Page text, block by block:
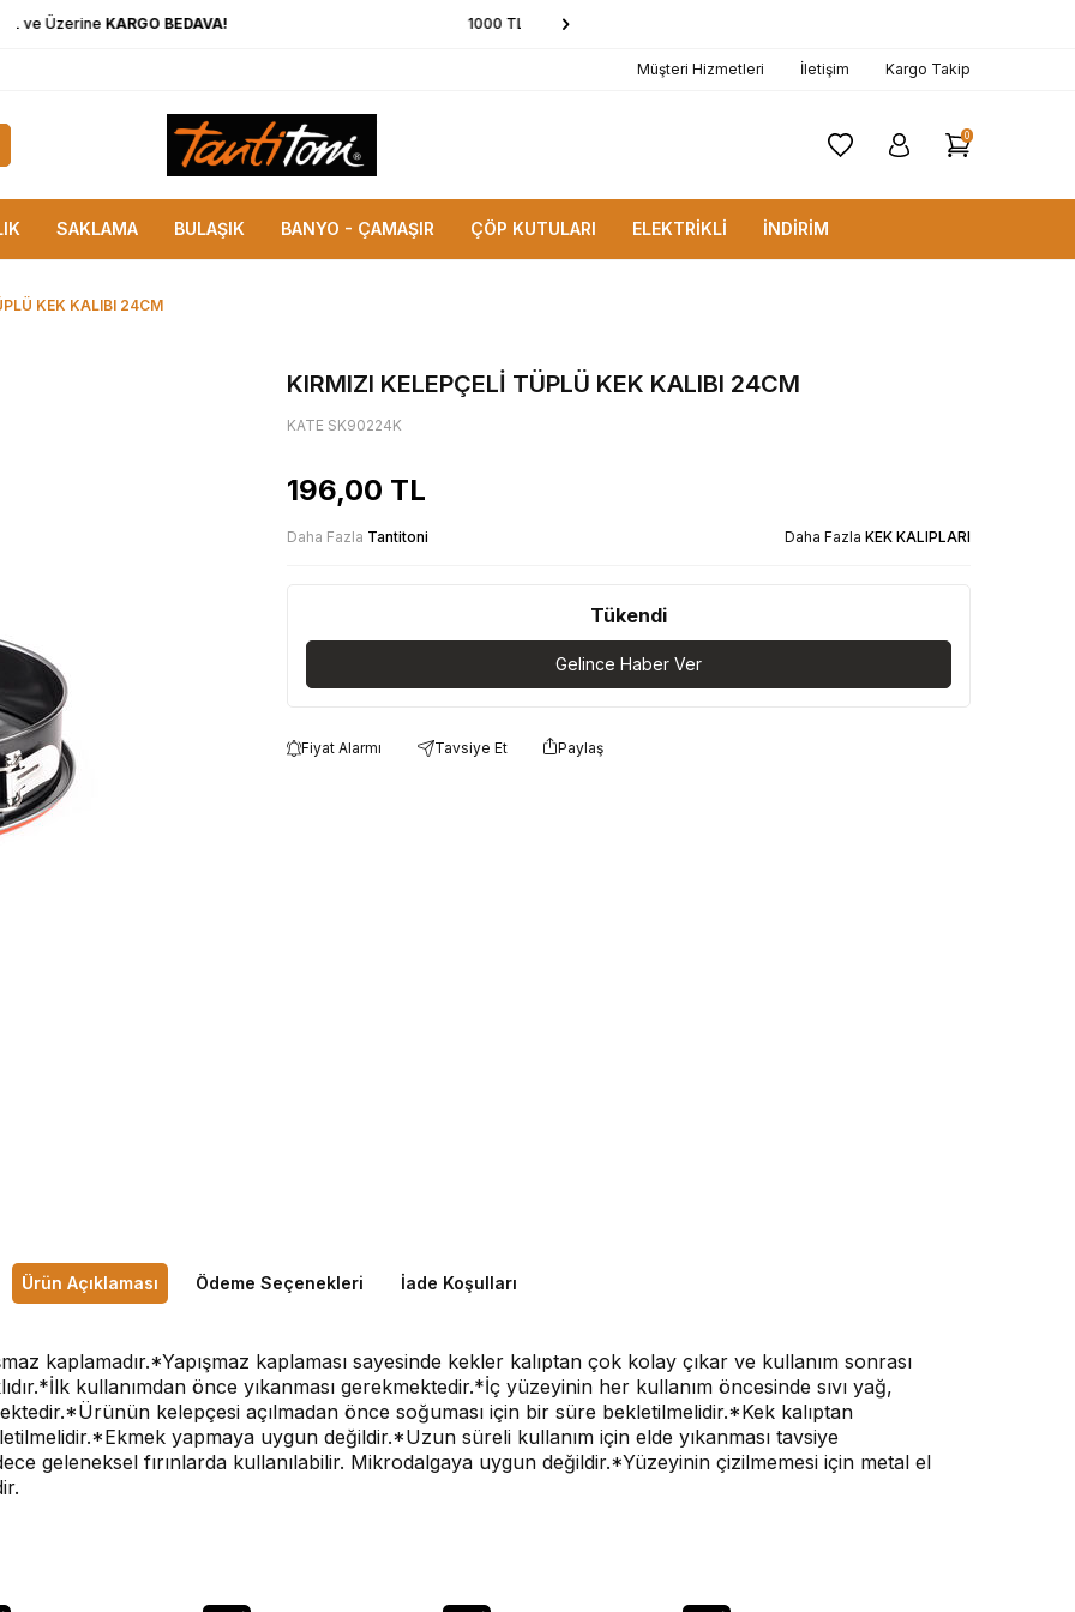
1000 TL ve Üzerine
Müşteri Hizmetleri İletişim Kargo Takip
0
SAKLAMA BULAŞIK BANYO - ÇAMAŞIR ÇÖP KUTULARI ELEKTRİKLİ İNDİRİM
KEK KALIBI 24CM
KIRMIZI KELEPÇELİ TÜPLÜ KEK KALIBI 24CM
KATE SK90224K
196,00 TL
Daha Fazla Tantitoni Daha Fazla KEK KALIPLARI
Tükendi
Gelince Haber Ver
Fiyat Alarmı Tavsiye Et Paylaş
Ürün Açıklaması Ödeme Seçenekleri İade Koşulları
kaplamadır.*Yapışmaz kaplaması sayesinde kekler kalıptan çok kolay çıkar ve kullanım sonrası
kullanımdan önce yıkanması gerekmektedir.*İç yüzeyinin her kullanım öncesinde sıvı yağ,
kelepçesi açılmadan önce soğuması için bir süre bekletilmelidir.*Kek kalıptan
yapmaya uygun değildir.*Uzun süreli kullanım için elde yıkanması tavsiye
geleneksel fırınlarda kullanılabilir. Mikrodalgaya uygun değildir.*Yüzeyinin çizilmemesi için metal el